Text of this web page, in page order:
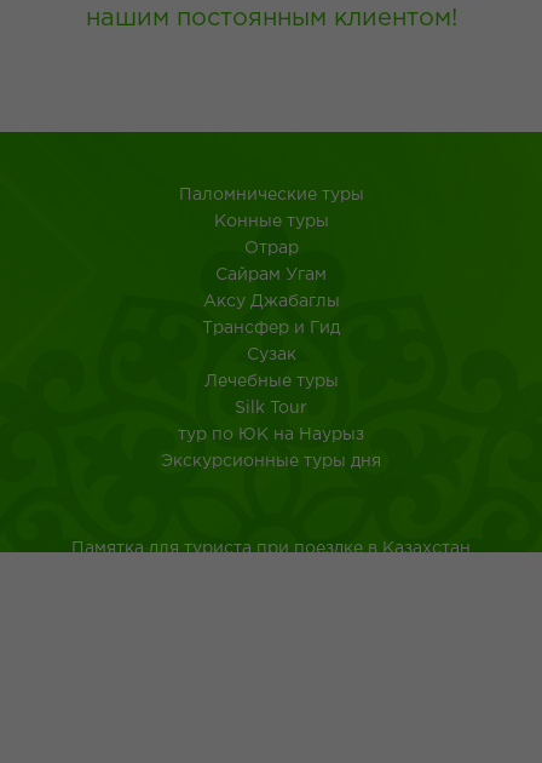
нашим постоянным клиентом!
Паломнические туры
Конные туры
Отрар
Сайрам Угам
Аксу Джабаглы
Трансфер и Гид
Сузак
Лечебные туры
Silk Tour
тур по ЮК на Наурыз
Экскурсионные туры дня
Памятка для туриста при поездке в Казахстан